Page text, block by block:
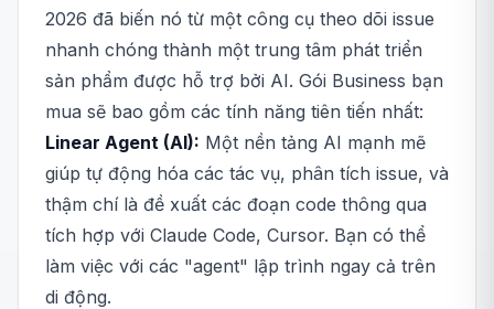
2026 đã biến nó từ một công cụ theo dõi issue
nhanh chóng thành một trung tâm phát triển
sản phẩm được hỗ trợ bởi AI. Gói Business bạn
mua sẽ bao gồm các tính năng tiên tiến nhất:
Linear Agent (AI): Một nền tảng AI mạnh mẽ
giúp tự động hóa các tác vụ, phân tích issue, và
thậm chí là đề xuất các đoạn code thông qua
tích hợp với Claude Code, Cursor. Bạn có thể
làm việc với các "agent" lập trình ngay cả trên
di động.